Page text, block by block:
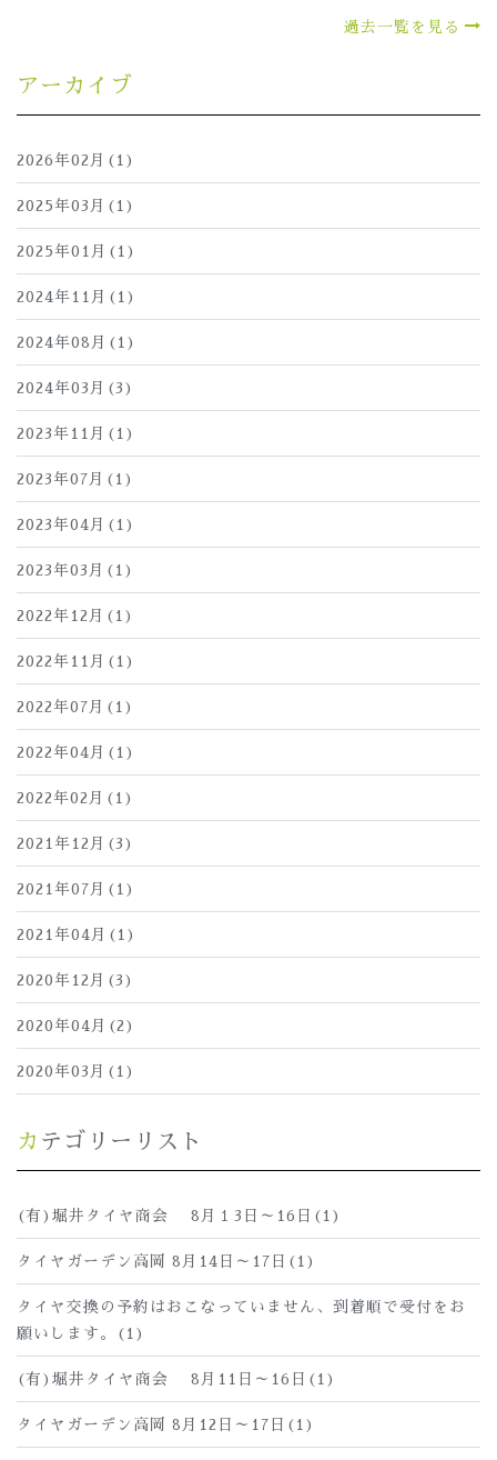
過去一覧を見る
アーカイブ
2026年02月(1)
2025年03月(1)
2025年01月(1)
2024年11月(1)
2024年08月(1)
2024年03月(3)
2023年11月(1)
2023年07月(1)
2023年04月(1)
2023年03月(1)
2022年12月(1)
2022年11月(1)
2022年07月(1)
2022年04月(1)
2022年02月(1)
2021年12月(3)
2021年07月(1)
2021年04月(1)
2020年12月(3)
2020年04月(2)
2020年03月(1)
カテゴリーリスト
(有)堀井タイヤ商会 8月１3日～16日(1)
タイヤガーデン高岡 8月14日～17日(1)
タイヤ交換の予約はおこなっていません、到着順で受付をお
願いします。(1)
(有)堀井タイヤ商会 8月11日～16日(1)
タイヤガーデン高岡 8月12日～17日(1)